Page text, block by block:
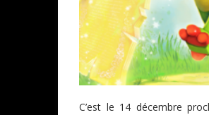
C’est le 14 décembre